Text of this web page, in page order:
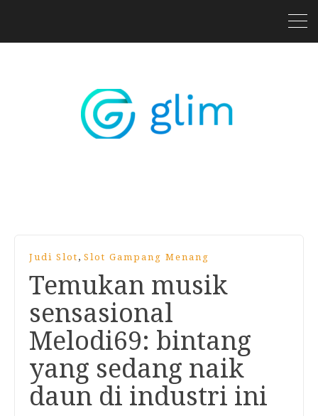
Judi Slot , Slot Gampang Menang
Temukan musik
sensasional
Melodi69: bintang
yang sedang naik
daun di industri ini